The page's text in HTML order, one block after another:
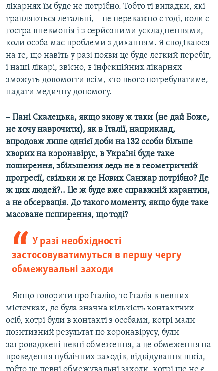
лікарнях їм буде не потрібно. Тобто ті випадки, які
трапляються летальні, – це переважно є тоді, коли є
гостра пневмонія і з серйозними ускладненнями,
коли особа має проблеми з диханням. Я сподіваюся
на те, що навіть у разі появи це буде легкий перебіг,
і наші лікарі, звісно, в інфекційних лікарнях
зможуть допомогти всім, хто цього потребуватиме,
надати медичну допомогу.
– Пані Скалецька, якщо знову ж таки (не дай Боже,
не хочу наврочити), як в Італії, наприклад,
впродовж лише однієї доби на 132 особи більше
хворих на коронавірус, в Україні буде таке
поширення, збільшення ледь не в геометричній
прогресії, скільки ж це Нових Санжар потрібно? Де
ж цих людей?.. Це ж буде вже справжній карантин,
а не обсервація. До такого моменту, якщо буде таке
масоване поширення, що тоді?
У разі необхідності
застосовуватимуться в першу чергу
обмежувальні заходи
– Якщо говорити про Італію, то Італія в певних
містечках, де була значна кількість контактних
осіб, котрі були в контакті з особами, котрі мали
позитивний результат по коронавірусу, були
запроваджені певні обмеження, а це обмеження на
проведення публічних заходів, відвідування шкіл,